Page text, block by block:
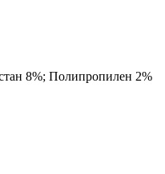
8%; Полипропилен 2%